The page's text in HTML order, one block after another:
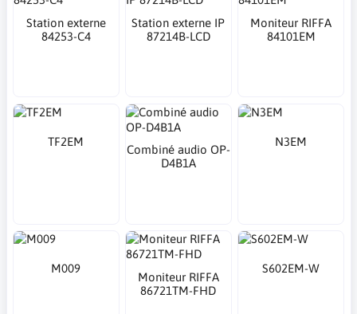
Station externe
84253-C4
Station externe IP
87214B-LCD
Moniteur RIFFA
84101EM
TF2EM
Combiné audio OP-
D4B1A
N3EM
M009
Moniteur RIFFA
86721TM-FHD
S602EM-W